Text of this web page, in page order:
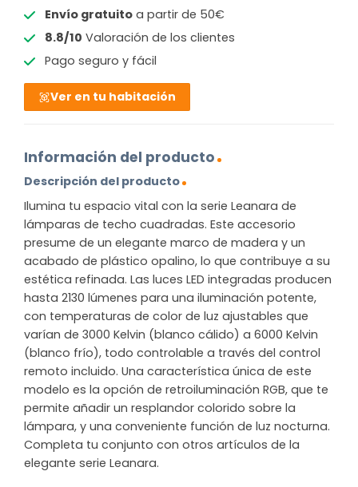
Envío gratuitoa partir de 50€
8.8/10 Valoración de los clientes
Pago seguro y fácil
Ver en tu habitación
Información del producto
Descripción del producto
Ilumina tu espacio vital con la serie Leanara de
lámparas de techo cuadradas. Este accesorio
presume de un elegante marco de madera y un
acabado de plástico opalino, lo que contribuye a su
estética refinada. Las luces LED integradas producen
hasta 2130 lúmenes para una iluminación potente,
con temperaturas de color de luz ajustables que
varían de 3000 Kelvin (blanco cálido) a 6000 Kelvin
(blanco frío), todo controlable a través del control
remoto incluido. Una característica única de este
modelo es la opción de retroiluminación RGB, que te
permite añadir un resplandor colorido sobre la
lámpara, y una conveniente función de luz nocturna.
Completa tu conjunto con otros artículos de la
elegante serie Leanara.